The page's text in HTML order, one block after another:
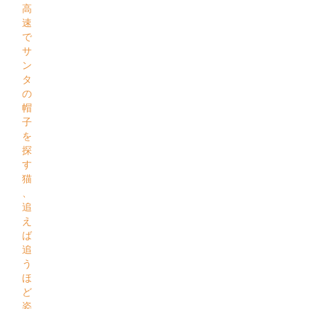
高
速
で
サ
ン
タ
の
帽
子
を
探
す
猫
、
追
え
ば
追
う
ほ
ど
姿